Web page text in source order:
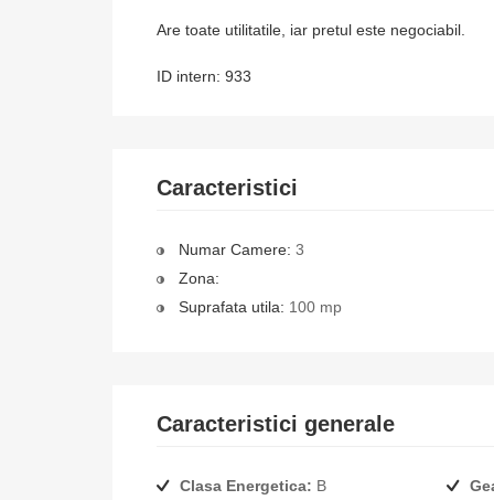
Are toate utilitatile, iar pretul este negociabil.
ID intern: 933
Caracteristici
Numar Camere: 3
Zona:
Suprafata utila: 100 mp
Caracteristici generale
Clasa Energetica: B